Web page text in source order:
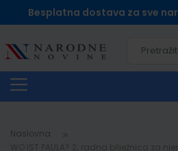
Besplatna dostava za sve
Naslovna